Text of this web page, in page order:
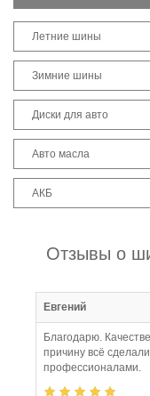
Летние шины
Зимние шины
Диски для авто
Авто масла
АКБ
Отзывы о
Евгений
Благодарю.
причину всё
профессионалами.